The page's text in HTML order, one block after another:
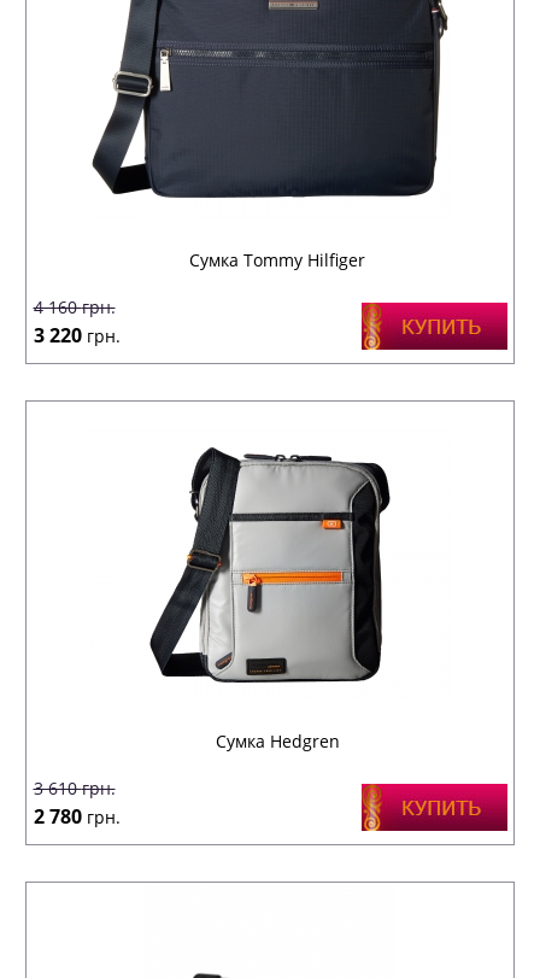
Сумка Tommy Hilfiger
4 160грн.
3 220 грн.
Сумка Hedgren
3 610грн.
2 780 грн.